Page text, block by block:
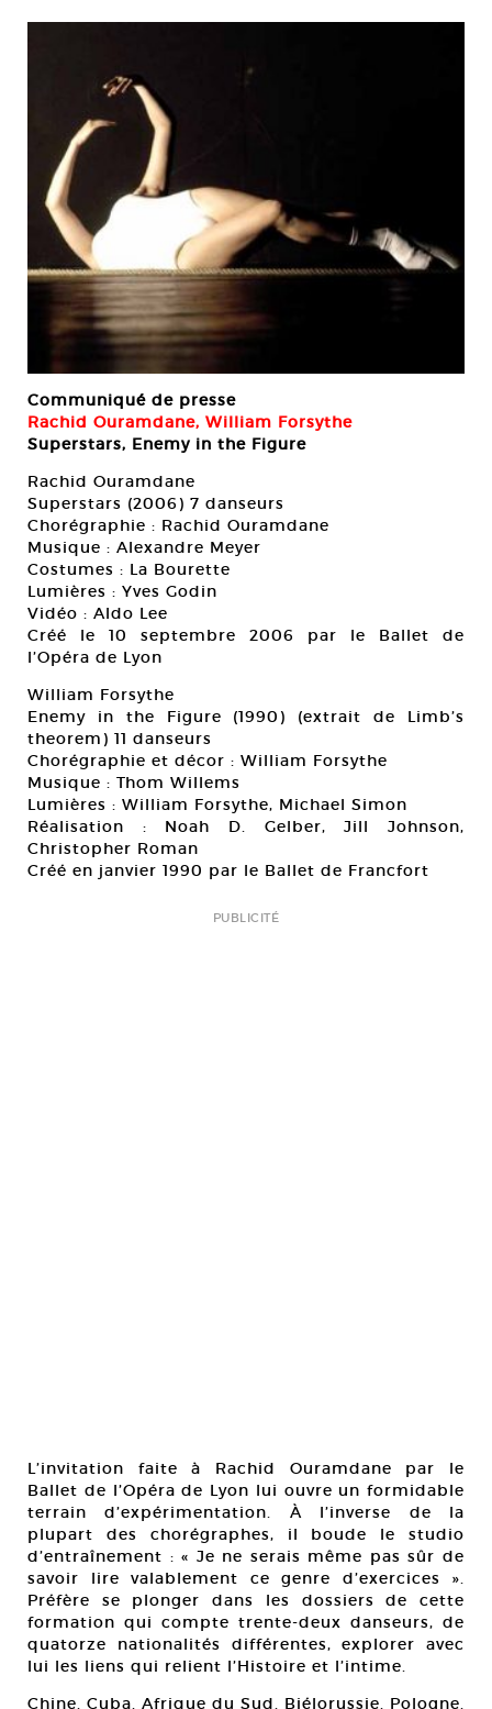
Communiqué de presse
Rachid Ouramdane, William Forsythe
Superstars, Enemy in the Figure
Rachid Ouramdane
Superstars (2006) 7 danseurs
Chorégraphie : Rachid Ouramdane
Musique : Alexandre Meyer
Costumes : La Bourette
Lumières : Yves Godin
Vidéo : Aldo Lee
Créé le 10 septembre 2006 par le Ballet de
l’Opéra de Lyon
William Forsythe
Enemy in the Figure (1990) (extrait de Limb’s
theorem) 11 danseurs
Chorégraphie et décor : William Forsythe
Musique : Thom Willems
Lumières : William Forsythe, Michael Simon
Réalisation : Noah D. Gelber, Jill Johnson,
Christopher Roman
Créé en janvier 1990 par le Ballet de Francfort
PUBLICITÉ
L’invitation faite à Rachid Ouramdane par le
Ballet de l’Opéra de Lyon lui ouvre un formidable
terrain d’expérimentation. À l’inverse de la
plupart des chorégraphes, il boude le studio
d’entraînement : « Je ne serais même pas sûr de
savoir lire valablement ce genre d’exercices ».
Préfère se plonger dans les dossiers de cette
formation qui compte trente-deux danseurs, de
quatorze nationalités différentes, explorer avec
lui les liens qui relient l’Histoire et l’intime.
Chine. Cuba. Afrique du Sud. Biélorussie. Pologne.